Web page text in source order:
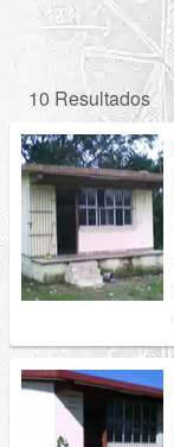
10 Resultados